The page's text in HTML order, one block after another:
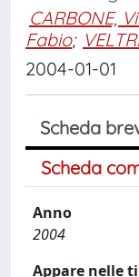
CARBONE,
Fabio;
2004-01-01
Scheda
Scheda
Anno
2004
Appare nelle